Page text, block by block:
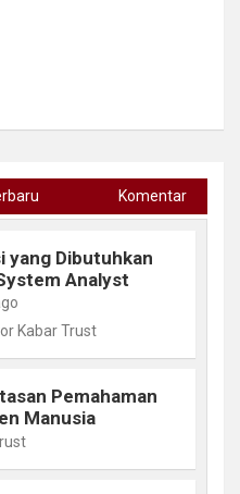
Komentar
yang Dibutuhkan
Analyst
Kabar Trust
Pemahaman
Manusia